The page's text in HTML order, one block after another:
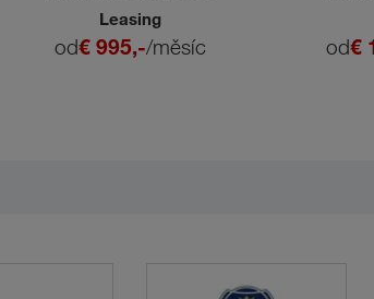
Leasing
od€ 995,-/měsíc od€